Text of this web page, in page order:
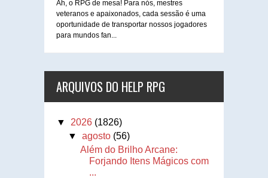
Ah, o RPG de mesa! Para nós, mestres
veteranos e apaixonados, cada sessão é uma
oportunidade de transportar nossos jogadores
para mundos fan...
ARQUIVOS DO HELP RPG
▼ 2026 (1826)
▼agosto (56)
Além do Brilho Arcane:
Forjando Itens Mágicos com
...